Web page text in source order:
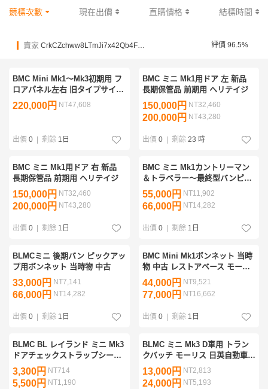
競標次數 現在出價 直購價格 結標時間
賣家 CrkCZchww8LTmJi7x42Qb4Fm7v8C4 評價 96.5%
BMC Mini Mk1〜Mk3初期用 フ
ロアパネル左右 旧タイプサイド
シル付き 高品質 長期保管品 新
品
220,000円 NT47,608
出價 0 | 剩餘 1日
BMC ミニ Mk1用ドア 左 新品
長期保管品 前期用 ヘリテイジ
150,000円 NT32,460
200,000円 NT43,280
出價 0 | 剩餘 23 時
BMC ミニ Mk1用ドア 右 新品
長期保管品 前期用 ヘリテイジ
150,000円 NT32,460
200,000円 NT43,280
出價 0 | 剩餘 1日
BMC ミニ Mk1カントリーマン
＆トラベラー〜最終型バンピッ
クアップまで リアロアバランス
パネル左右セット 希少ヘリテイ
ジ純正品
55,000円 NT11,902
66,000円 NT14,282
出價 0 | 剩餘 1日
BLMCミニ 後期バン ピックアッ
プ用ボンネット 当時物 中古
33,000円 NT7,141
66,000円 NT14,282
出價 0 | 剩餘 1日
BMC Mini Mk1ボンネット 当時
物 中古 レストアベース モーリ
ス系
44,000円 NT9,521
77,000円 NT16,662
出價 0 | 剩餘 1日
BLMC BL レイランド ミニ Mk3
ドアチェックストラップシール
MGローバー 純正
3,300円 NT714
5,500円 NT1,190
BLMC ミニ Mk3 D車用 トラン
クバッチ モーリス 日英自動車
当時物中古
13,000円 NT2,813
24,000円 NT5,193